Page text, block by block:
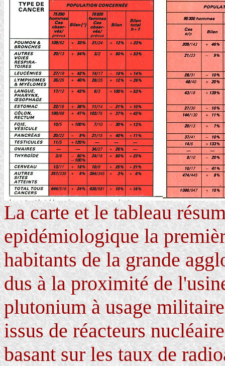
La carte et le tableau
epidémiologique la
habitants de la grande
dus à la proximité de
plutonium à usage
issus de réacteurs
basant sur les taux de